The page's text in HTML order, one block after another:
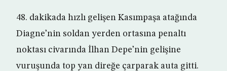
48. dakikada hızlı gelişen Kasımpaşa atağında
Diagne’nin soldan yerden ortasına penaltı
noktası civarında İlhan Depe’nin gelişine
vuruşunda top yan direğe çarparak auta gitti.